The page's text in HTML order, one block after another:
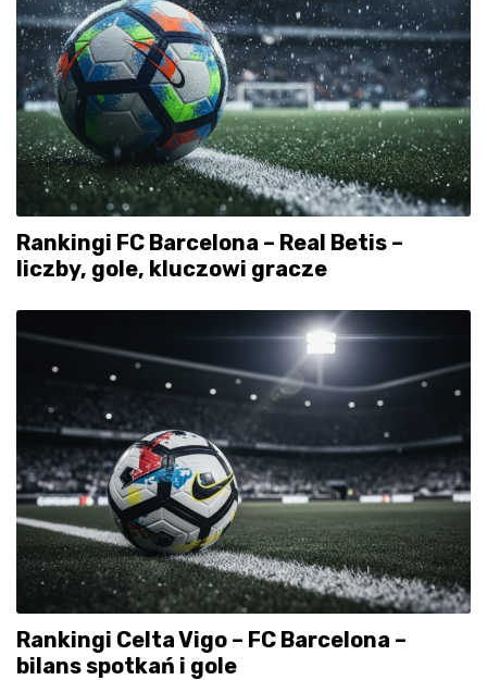
Rankingi FC Barcelona – Real Betis –
liczby, gole, kluczowi gracze
Rankingi Celta Vigo – FC Barcelona –
bilans spotkań i gole